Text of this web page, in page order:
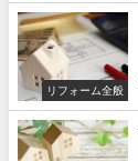
リフォーム全般